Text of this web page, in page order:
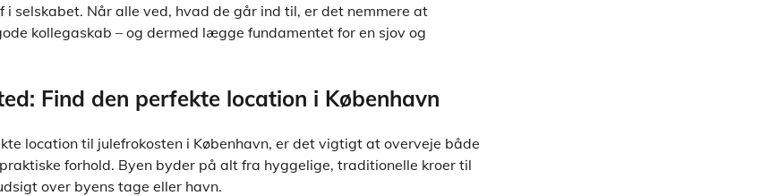
i selskabet. Når alle ved, hvad de går ind til, er det nemmere at
kollegaskab – og dermed lægge fundamentet for en sjov og
Find den perfekte location i København
location til julefrokosten i København, er det vigtigt at overveje både
forhold. Byen byder på alt fra hyggelige, traditionelle kroer til
over byens tage eller havn.